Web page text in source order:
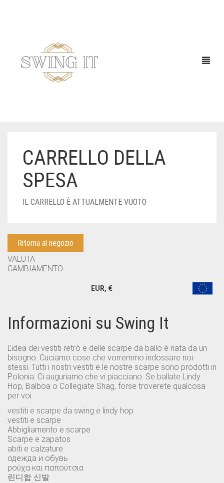
CARRELLO DELLA
SPESA
IL CARRELLO È ATTUALMENTE VUOTO
Ritorna al negozio
VALUTA
CAMBIAMENTO
EUR, €
Informazioni su Swing It
L'idea dei vestiti retrò e delle scarpe da ballo è nata da un
bisogno. Cuciamo cose che vorremmo indossare noi
stessi. Tutti i nostri vestiti e le nostre scarpe sono prodotti in
Polonia. Ci auguriamo che vi piacciano. Se ballate Lindy
Hop, Balboa o Collegiate Shag, forse troverete qualcosa
per voi.
vestiti e scarpe da swing e lindy hop
vestiti e scarpe
Abbigliamento e scarpe
Scarpe e zapatos
abiti e calzature
одежда и обувь
ρούχα και παπούτσια
린디합 신발